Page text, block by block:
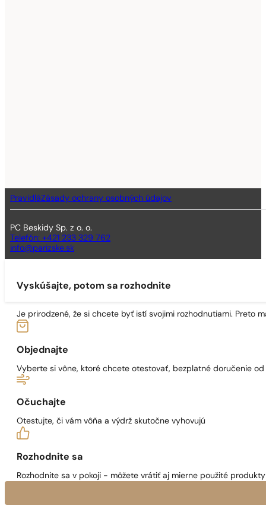
PravidláZásady ochrany osobných údajov
PC Beskidy Sp. z o. o.
Telefón: +421 233 329 762
info@parizske.sk
Vyskúšajte, potom sa rozhodnite
Je prirodzené, že si chcete byť istí svojimi rozhodnutiami. Preto
Objednajte
Vyberte si vône, ktoré chcete otestovať, bezplatné doručenie
Očuchajte
Otestujte, či vám vôňa a výdrž skutočne vyhovujú
Rozhodnite sa
Rozhodnite sa v pokoji - môžete vrátiť aj mierne použité